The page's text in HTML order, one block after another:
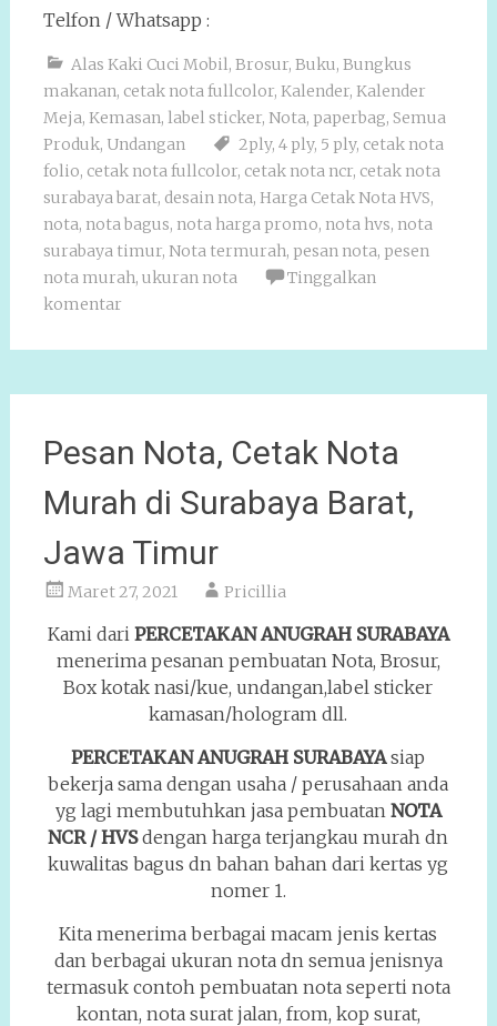
Telfon / Whatsapp :
Alas Kaki Cuci Mobil, Brosur, Buku, Bungkus
makanan, cetak nota fullcolor, Kalender, Kalender
Meja, Kemasan, label sticker, Nota, paperbag, Semua
Produk, Undangan 2ply, 4 ply, 5 ply, cetak nota
folio, cetak nota fullcolor, cetak nota ncr, cetak nota
surabaya barat, desain nota, Harga Cetak Nota HVS,
nota, nota bagus, nota harga promo, nota hvs, nota
surabaya timur, Nota termurah, pesan nota, pesen
nota murah, ukuran nota
Tinggalkan
komentar
Pesan Nota, Cetak Nota
Murah di Surabaya Barat,
Jawa Timur
Maret 27, 2021 Pricillia
Kami dari PERCETAKAN ANUGRAH SURABAYA
menerima pesanan pembuatan Nota, Brosur,
Box kotak nasi/kue, undangan,label sticker
kamasan/hologram dll.
PERCETAKAN ANUGRAH SURABAYAsiap
bekerja sama dengan usaha / perusahaan anda
yg lagi membutuhkan jasa pembuatan NOTA
NCR / HVSdengan harga terjangkau murah dn
kuwalitas bagus dn bahan bahan dari kertas yg
nomer 1.
Kita menerima berbagai macam jenis kertas
dan berbagai ukuran nota dn semua jenisnya
termasuk contoh pembuatan nota seperti nota
kontan, nota surat jalan, from, kop surat,